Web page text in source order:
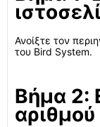
Ανοίξτε τον
του Bird System.
Βήμα 2: